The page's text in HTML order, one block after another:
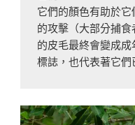
它們的顏色有助於
的攻擊（大部分捕
的皮毛最終會變成